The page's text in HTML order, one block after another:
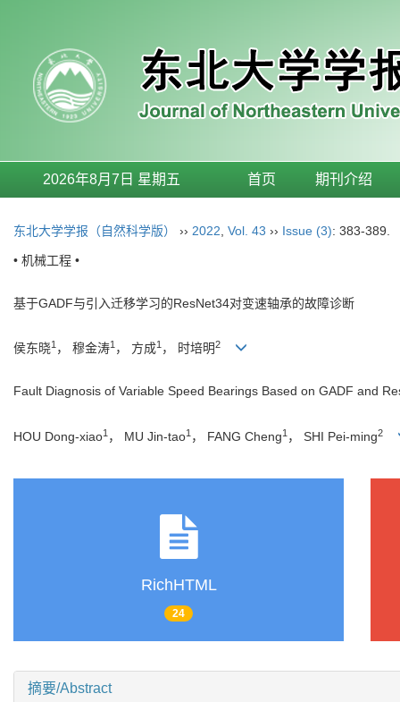
2026年8月7日 星期五 首页 期刊介绍
东北大学学报（自然科学版） ›› 2022 Vol. 43 ›› Issue (3): 383-389.
• 机械工程 •
基于GADF与引入迁移学习的ResNet34对变速轴承的故障诊断
侯东晓1 ， 穆金涛1 ， 方成1 ， 时培明2
Fault Diagnosis of Variable Speed Bearings Based on GADF and
HOU Dong-xiao1 ， MU Jin-tao1 ， FANG Cheng1 ， SHI Pei-ming2
RichHTML
24
摘要/Abstract